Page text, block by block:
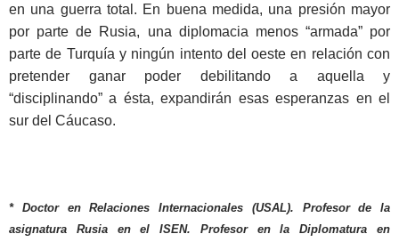
en una guerra total. En buena medida, una presión mayor
por parte de Rusia, una diplomacia menos “armada” por
parte de Turquía y ningún intento del oeste en relación con
pretender ganar poder debilitando a aquella y
“disciplinando” a ésta, expandirán esas esperanzas en el
sur del Cáucaso.
* Doctor en Relaciones Internacionales (USAL). Profesor de la
asignatura Rusia en el ISEN. Profesor en la Diplomatura en